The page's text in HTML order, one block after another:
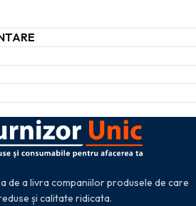
de a livra companiilor produsele de care
și calitate ridicata.